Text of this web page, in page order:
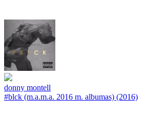
donny montell
#blck (m.a.m.a. 2016 m. albumas) (2016)